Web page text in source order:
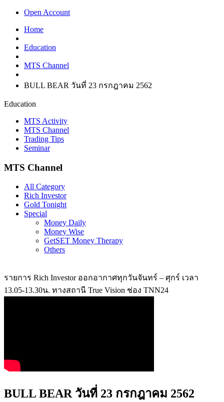
Open Account
Home
Education
MTS Channel
BULL BEAR วันที่ 23 กรกฎาคม 2562
Education
MTS Activity
MTS Channel
Trading Tips
Seminar
MTS Channel
All Category
Rich Investor
Gold Tonight
Special
Money Daily
Money Wise
GetSET Money Therapy
Others
รายการ Rich Investor ออกอากาศทุกวันจันทร์ – ศุกร์ เวลา
13.05-13.30น. ทางสถานี True Vision ช่อง TNN24
BULL BEAR วันที่ 23 กรกฎาคม 2562